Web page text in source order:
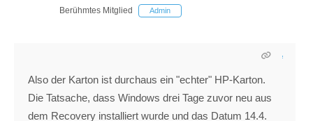
Berühmtes Mitglied Admin
Also der Karton ist durchaus ein "echter" HP-Karton.
Die Tatsache, dass Windows drei Tage zuvor neu aus
dem Recovery installiert wurde und das Datum 14.4.